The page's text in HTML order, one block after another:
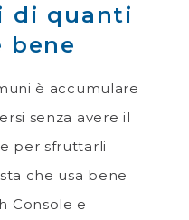
di quanti
bene
è accumulare
senza avere il
per sfruttarli
che usa bene
Console e